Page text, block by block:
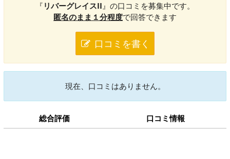
『 リバーグレイスII』の口コミを募集中です。
匿名のまま１分程度で回答できます
口コミを書く
現在、口コミはありません。
総合評価 口コミ情報